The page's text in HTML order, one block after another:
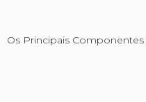
​Os Principais